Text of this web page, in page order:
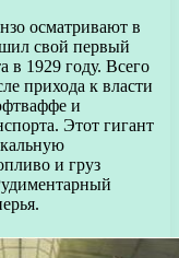
осматривают в
свой первый
в 1929 году. Всего
прихода к власти
и
Этот гигант
и груз